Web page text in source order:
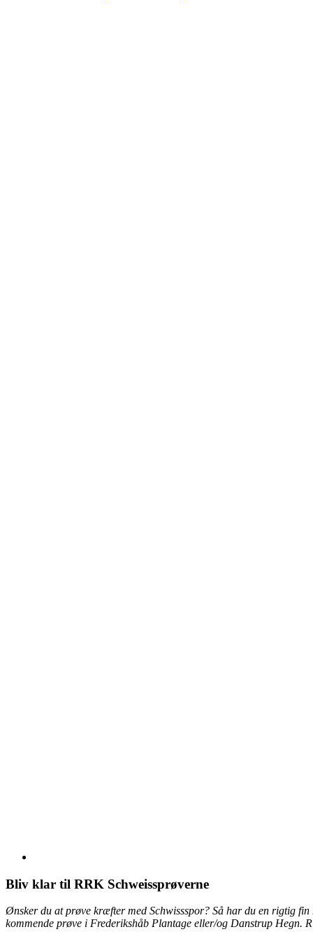
Bliv klar til RRK Schweissprøverne
Ønsker du at prøve kræfter med Schwissspor? Så har du en rigtig
kommende prøve i Frederikshåb Plantage eller/og Danstrup Hegn.